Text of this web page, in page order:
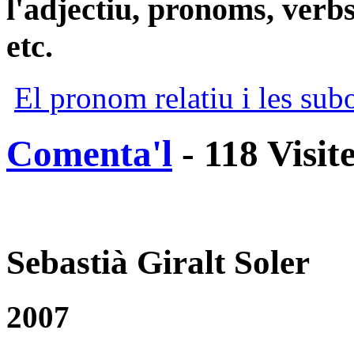
l'adjectiu, pronoms,
etc.
El pronom relatiu i les
Comenta'l - 118
Sebastià Giralt Soler
2007